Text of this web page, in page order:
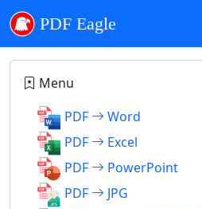
PDF Eagle
Menu
PDF
Word
PDF
Excel
PDF
PowerPoint
PDF
JPG